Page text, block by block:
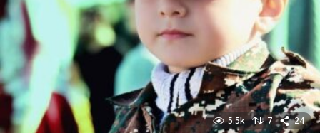
5.5k 7 24